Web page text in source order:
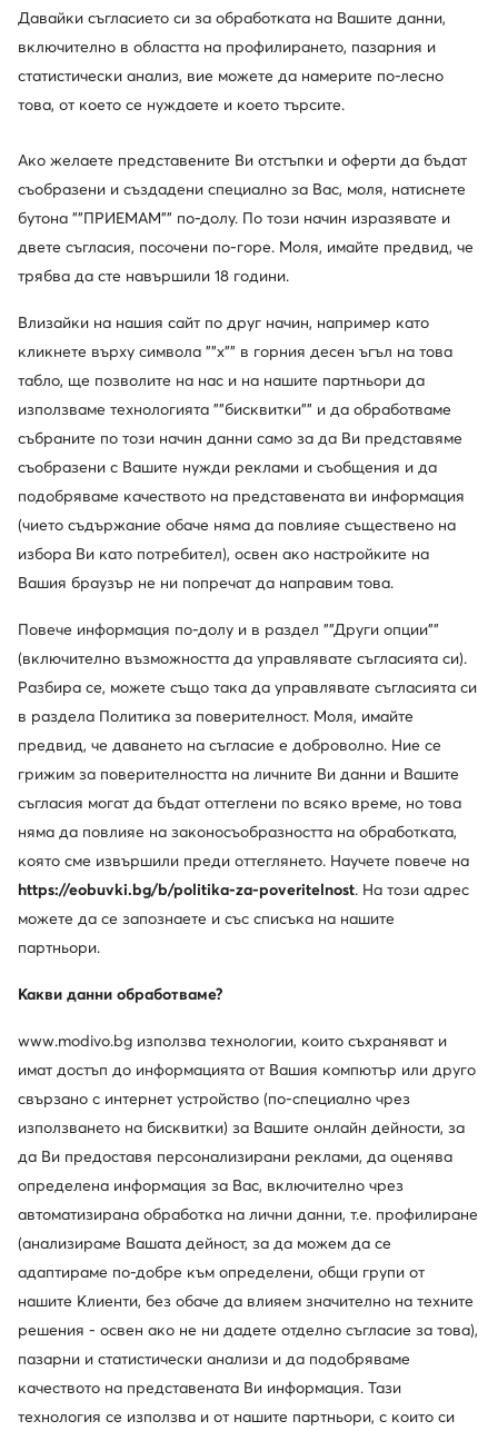
Ugg
234,68
Ugg
Апрески · Кафяв
Ugg
Апрески · Кафяв
132,42€
Inuikii
Апрески · Кафяв
393,18€
Sorel
147,76€
-24%
Най-ниска цена193,78 €-24%
Sorel
Kimberfeel
Давайки съгласието си за обработката на Вашите данни,
включително в областта на профилирането, пазарния и
статистически анализ, вие можете да намерите по-лесно
това, от което се нуждаете и което търсите.
Ако желаете представените Ви отстъпки и оферти да бъдат
съобразени и създадени специално за Вас, моля, натиснете
бутона ""ПРИЕМАМ"" по-долу. По този начин изразявате и
двете съгласия, посочени по-горе. Моля, имайте предвид, че
трябва да сте навършили 18 години.
Влизайки на нашия сайт по друг начин, например като
кликнете върху символа ""x"" в горния десен ъгъл на това
табло, ще позволите на нас и на нашите партньори да
използваме технологията ""бисквитки"" и да обработваме
събраните по този начин данни само за да Ви представяме
съобразени с Вашите нужди реклами и съобщения и да
подобряваме качеството на представената ви информация
(чието съдържание обаче няма да повлияе съществено на
избора Ви като потребител), освен ако настройките на
Вашия браузър не ни попречат да направим това.
Повече информация по-долу и в раздел ""Други опции""
(включително възможността да управлявате съгласията си).
Разбира се, можете също така да управлявате съгласията си
в раздела Политика за поверителност. Моля, имайте
предвид, че даването на съгласие е доброволно. Ние се
грижим за поверителността на личните Ви данни и Вашите
съгласия могат да бъдат оттеглени по всяко време, но това
няма да повлияе на законосъобразността на обработката,
която сме извършили преди оттеглянето. Научете повече на
https://eobuvki.bg/b/politika-za-poveritelnost. На този адрес
можете да се запознаете и със списъка на нашите
партньори.
Какви данни обработваме?
www.modivo.bg използва технологии, които съхраняват и
имат достъп до информацията от Вашия компютър или друго
свързано с интернет устройство (по-специално чрез
използването на бисквитки) за Вашите онлайн дейности, за
да Ви предоставя персонализирани реклами, да оценява
определена информация за Вас, включително чрез
автоматизирана обработка на лични данни, т.е. профилиране
(анализираме Вашата дейност, за да можем да се
адаптираме по-добре към определени, общи групи от
нашите Клиенти, без обаче да влияем значително на техните
решения - освен ако не ни дадете отделно съгласие за това),
пазарни и статистически анализи и да подобряваме
качеството на представената Ви информация. Тази
технология се използва и от нашите партньори, с които си